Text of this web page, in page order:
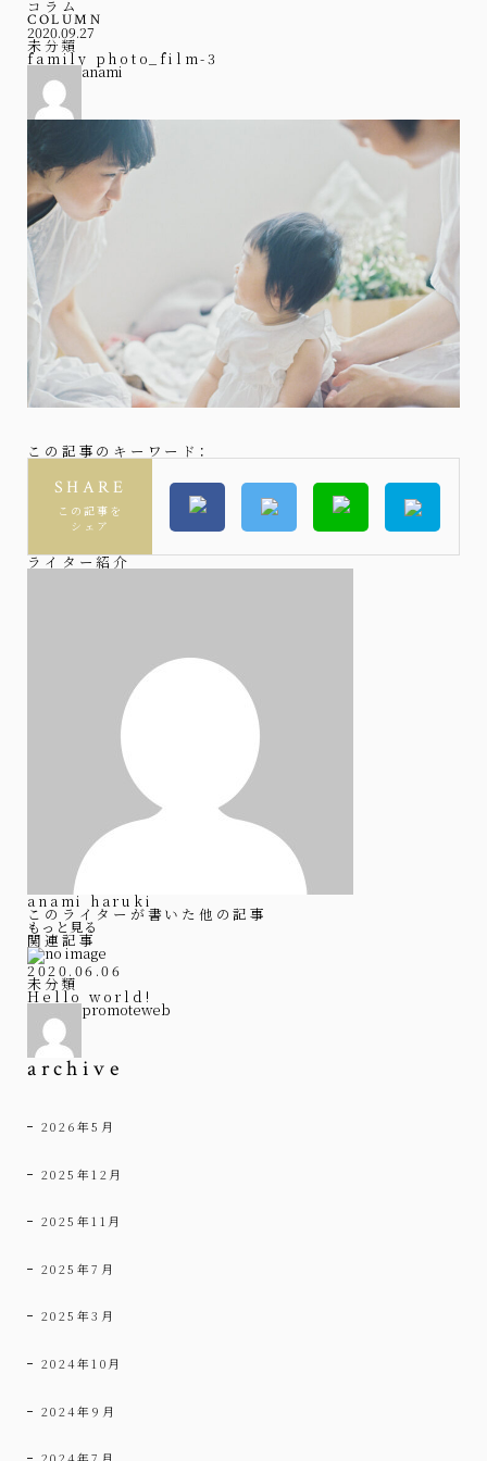
コラム
COLUMN
2020.09.27
未分類
family photo_film-3
anami
この記事のキーワード：
SHARE
この記事を
シェア
ライター紹介
anami haruki
このライターが書いた他の記事
もっと見る
関連記事
2020.06.06
未分類
Hello world!
promoteweb
archive
2026年5月
2025年12月
2025年11月
2025年7月
2025年3月
2024年10月
2024年9月